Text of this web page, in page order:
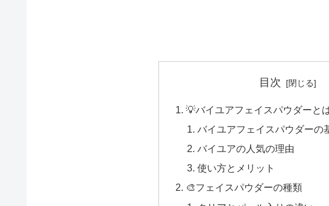
目次
💡バイユアフェイスパウダーと
バイユアフェイスパウダーの
バイユアの人気の理由
使い方とメリット
🎨フェイスパウダーの種類